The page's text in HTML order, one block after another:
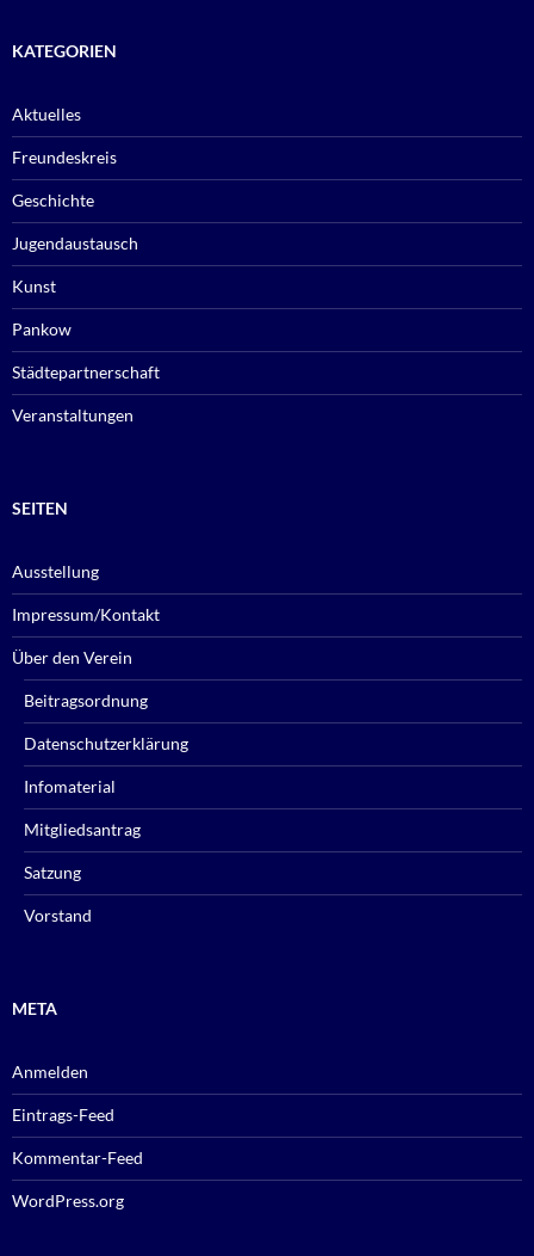
KATEGORIEN
Aktuelles
Freundeskreis
Geschichte
Jugendaustausch
Kunst
Pankow
Städtepartnerschaft
Veranstaltungen
SEITEN
Ausstellung
Impressum/Kontakt
Über den Verein
Beitragsordnung
Datenschutzerklärung
Infomaterial
Mitgliedsantrag
Satzung
Vorstand
META
Anmelden
Eintrags-Feed
Kommentar-Feed
WordPress.org